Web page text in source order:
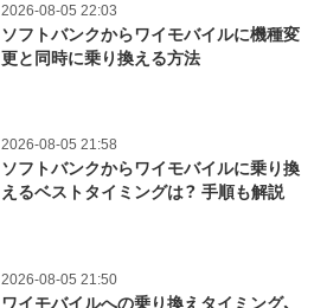
2026-08-05 22:03
ソフトバンクからワイモバイルに機種変
更と同時に乗り換える方法
2026-08-05 21:58
ソフトバンクからワイモバイルに乗り換
えるベストタイミングは？ 手順も解説
2026-08-05 21:50
ワイモバイルへの乗り換えタイミング、